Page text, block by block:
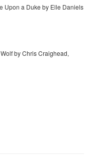
Upon a Duke by Elle Daniels
by Chris Craighead,